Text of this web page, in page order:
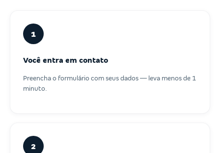
1
Você entra em contato
Preencha o formulário com seus dados — leva menos de 1
minuto.
2